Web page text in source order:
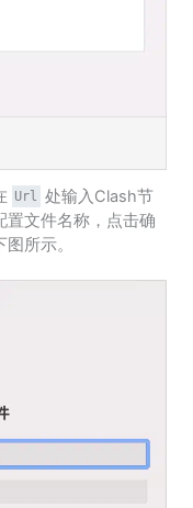
Url 处输入Clash节
置文件名称，点击确
所示。